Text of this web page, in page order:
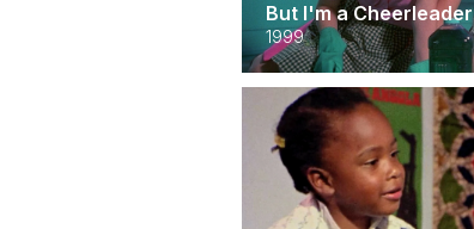
But I'm a Cheerleader
1999